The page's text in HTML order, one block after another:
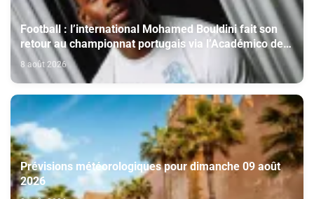
Football : l’international Mohamed Bouldini fait son
retour au championnat portugais via l’Académico de
Viseu
8 août 2026
Prévisions météorologiques pour dimanche 09 août
2026